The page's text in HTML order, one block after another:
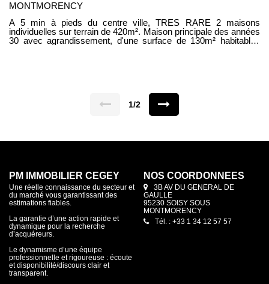
MONTMORENCY
A 5 min à pieds du centre ville, TRES RARE 2 maisons
individuelles sur terrain de 420m². Maison principale des années
30 avec agrandissement, d'une surface de 130m² habitables
individuelle 50m² avec entrée indépendante comprenant : pièce
principale avec kitchenette et salle d'eau +wc. Chambre en
mezzanine. IDEAL pour profession libéral, rendement locatif ou
pour 2 véhicules ----HONORAIRES CHARGE VENDEUR ------
1/2
PM IMMOBILIER CEGEY
Une réelle connaissance du secteur et
du marché vous garantissant des
estimations fiables.
La garantie d’une action rapide et
dynamique pour la recherche
d’acquéreurs.
Le dynamisme d’une équipe
professionnelle et rigoureuse : écoute
et disponibilité/discours clair et
transparent.
NOS COORDONNÉES
3B AV DU GENERAL DE
GAULLE
95230 SOISY SOUS
MONTMORENCY
Tél. : +33 1 34 12 57 57